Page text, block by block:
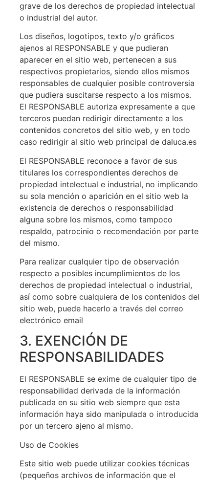
grave de los derechos de propiedad intelectual
o industrial del autor.
Los diseños, logotipos, texto y/o gráficos
ajenos al RESPONSABLE y que pudieran
aparecer en el sitio web, pertenecen a sus
respectivos propietarios, siendo ellos mismos
responsables de cualquier posible controversia
que pudiera suscitarse respecto a los mismos.
El RESPONSABLE autoriza expresamente a que
terceros puedan redirigir directamente a los
contenidos concretos del sitio web, y en todo
caso redirigir al sitio web principal de daluca.es
El RESPONSABLE reconoce a favor de sus
titulares los correspondientes derechos de
propiedad intelectual e industrial, no implicando
su sola mención o aparición en el sitio web la
existencia de derechos o responsabilidad
alguna sobre los mismos, como tampoco
respaldo, patrocinio o recomendación por parte
del mismo.
Para realizar cualquier tipo de observación
respecto a posibles incumplimientos de los
derechos de propiedad intelectual o industrial,
así como sobre cualquiera de los contenidos del
sitio web, puede hacerlo a través del correo
electrónico email
3. EXENCIÓN DE
RESPONSABILIDADES
El RESPONSABLE se exime de cualquier tipo de
responsabilidad derivada de la información
publicada en su sitio web siempre que esta
información haya sido manipulada o introducida
por un tercero ajeno al mismo.
Uso de Cookies
Este sitio web puede utilizar cookies técnicas
(pequeños archivos de información que el